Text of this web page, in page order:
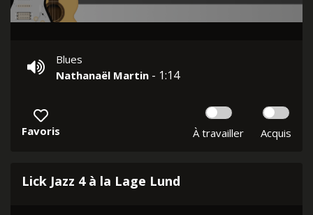
Blues
Nathanaël Martin - 1:14
Favoris À travailler Acquis
Lick Jazz 4 à la Lage Lund